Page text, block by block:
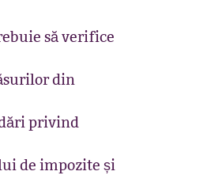
să verifice
din
privind
de impozite și